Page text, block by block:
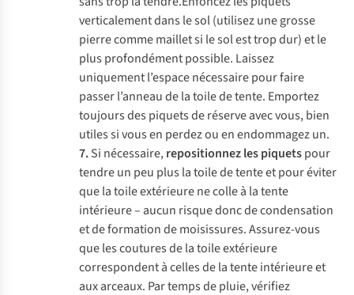
verticalement dans le sol (utilisez une grosse
pierre comme maillet si le sol est trop dur) et le
plus profondément possible. Laissez
uniquement l’espace nécessaire pour faire
passer l’anneau de la toile de tente. Emportez
toujours des piquets de réserve avec vous, bien
utiles si vous en perdez ou en endommagez un.
7.Si nécessaire,repositionnez les piquetspour
tendre un peu plus la toile de tente et pour éviter
que la toile extérieure ne colle à la tente
intérieure – aucun risque donc de condensation
et de formation de moisissures. Assurez-vous
que les coutures de la toile extérieure
correspondent à celles de la tente intérieure et
aux arceaux. Par temps de pluie, vérifiez